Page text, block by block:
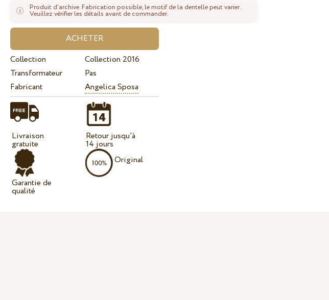
Produit d'archive. Fabrication possible, le motif de la dentelle peut varier.
Veuillez vérifier les détails avant de commander.
Collection
Collection 2016
Transformateur
Pas
Fabricant
Angelica Sposa
Livraison
gratuite
Garantie de
qualité
Retour jusqu'à
14 jours
Original